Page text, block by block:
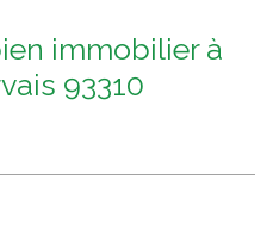
immobilier à
93310